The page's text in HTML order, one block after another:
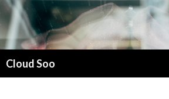
Cloud Soo
索